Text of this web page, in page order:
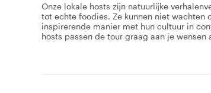
Onze lokale hosts zijn natuurlijke
tot echte foodies. Ze kunnen niet wachten
inspirerende manier met hun cultuur in
hosts passen de tour graag aan je wensen